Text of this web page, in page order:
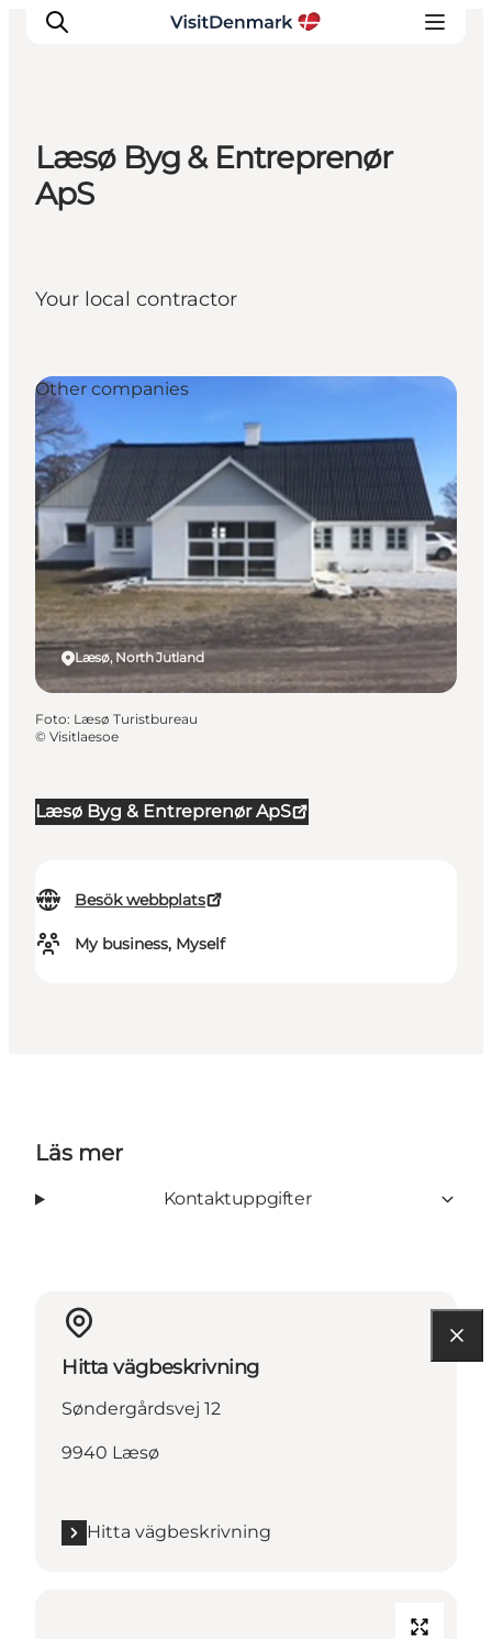
Inspiration
Resmål
Planera resan
Læsø Byg & Entreprenør
ApS
Your local contractor
Læsø Byg & Entreprenør ApS
Besök webbplats
My business, Myself
Læsø, North Jutland
Other companies
Foto: Læsø Turistbureau
© Visitlaesoe
Läs mer
Kontaktuppgifter
Hitta vägbeskrivning
Søndergårdsvej 12
9940 Læsø
Hitta vägbeskrivning